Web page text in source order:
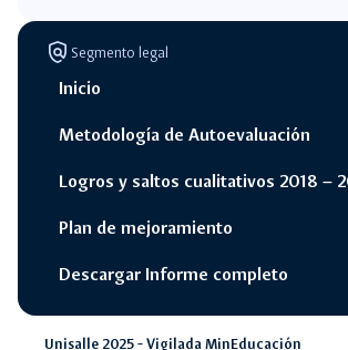
switch_access_shortcut Opciones
policy Segmento legal
Inicio
Metodología de Autoevaluación
Logros y saltos cualitativos 2018 –
Plan de mejoramiento
Descargar Informe completo
Unisalle 2025 - Vigilada MinEducación